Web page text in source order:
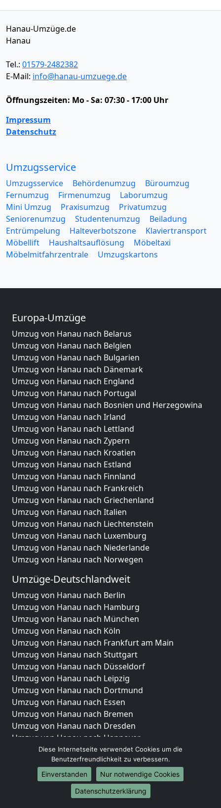
Hanau-Umzüge.de
Hanau
Tel.: 01579-2482382
E-Mail: info@hanau-umzuege.de
Öffnungszeiten: Mo - Sa: 07:30 - 17:00 Uhr
Impressum
Datenschutz
Umzugsservice
Umzugsservice Behördenumzug
Büroumzug
Fernumzug
Firmenumzug
Laborumzug
Mini Umzug
Praxisumzug
Privatumzug
Seniorenumzug
Studentenumzug
Beiladung
Entrümpelung
Halteverbotszone
Klaviertransport
Möbellift
Haushaltsauflösung
Möbeltaxi
Möbelmitfahrzentrale
Umzugskartons
Europa-Umzüge
Umzug von Hanau nach Belarus
Umzug von Hanau nach Belgien
Umzug von Hanau nach Bulgarien
Umzug von Hanau nach Dänemark
Umzug von Hanau nach England
Umzug von Hanau nach Portugal
Umzug von Hanau nach Bosnien und Herzegowina
Umzug von Hanau nach Irland
Umzug von Hanau nach Lettland
Umzug von Hanau nach Zypern
Umzug von Hanau nach Kroatien
Umzug von Hanau nach Estland
Umzug von Hanau nach Finnland
Umzug von Hanau nach Frankreich
Umzug von Hanau nach Griechenland
Umzug von Hanau nach Italien
Umzug von Hanau nach Liechtenstein
Umzug von Hanau nach Luxemburg
Umzug von Hanau nach Niederlande
Umzug von Hanau nach Norwegen
Umzüge-Deutschlandweit
Umzug von Hanau nach Berlin
Umzug von Hanau nach Hamburg
Umzug von Hanau nach München
Umzug von Hanau nach Köln
Umzug von Hanau nach Frankfurt am Main
Umzug von Hanau nach Stuttgart
Umzug von Hanau nach Düsseldorf
Umzug von Hanau nach Leipzig
Umzug von Hanau nach Dortmund
Umzug von Hanau nach Essen
Umzug von Hanau nach Bremen
Umzug von Hanau nach Dresden
Umzug von Hanau nach Hannover
Umzug von Hanau nach Nürnberg
Umzug von Hanau nach Duisburg
Umzug von Hanau nach Bochum
Umzug von Hanau nach Wuppertal
Umzug von Hanau nach Bielefeld
Diese Internetseite verwendet Cookies um die
Benutzerfreundlichkeit zu verbessern.
Einverstanden
Nur notwendige Cookies
Datenschutzerklärung